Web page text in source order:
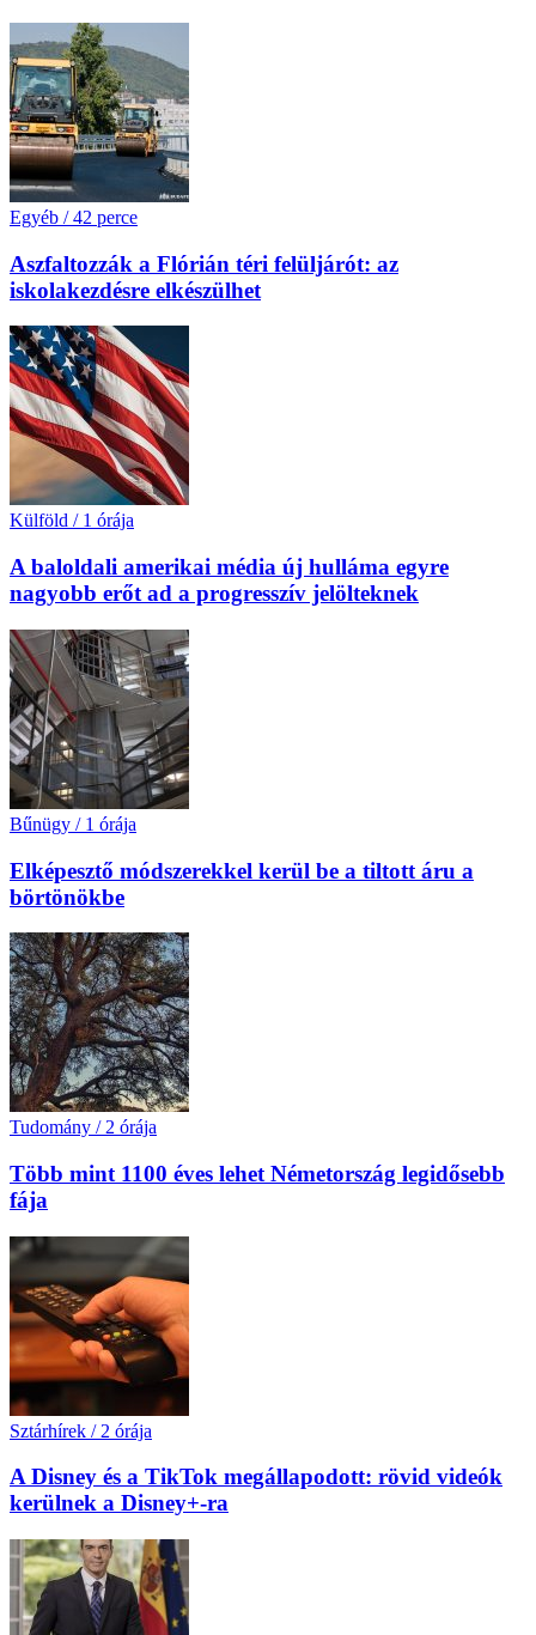
Egyéb / 42 perce
Aszfaltozzák a Flórián téri felüljárót: az
iskolakezdésre elkészülhet
Külföld / 1 órája
A baloldali amerikai média új hulláma egyre
nagyobb erőt ad a progresszív jelölteknek
Bűnügy / 1 órája
Elképesztő módszerekkel kerül be a tiltott áru a
börtönökbe
Tudomány / 2 órája
Több mint 1100 éves lehet Németország legidősebb
fája
Sztárhírek / 2 órája
A Disney és a TikTok megállapodott: rövid videók
kerülnek a Disney+-ra